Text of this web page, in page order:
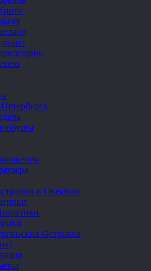
и Океании
Островов